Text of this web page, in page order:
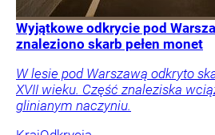
Wyjątkowe odkrycie pod
znaleziono skarb pełen monet
W lesie pod Warszawą odkryto
XVII wieku. Część znaleziska
glinianym naczyniu.